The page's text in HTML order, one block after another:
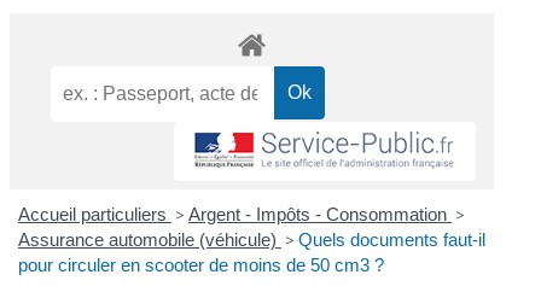
Accueil particuliers > Argent - Impôts - Consommation >
Assurance automobile (véhicule) > Quels documents faut-il
pour circuler en scooter de moins de 50 cm3 ?